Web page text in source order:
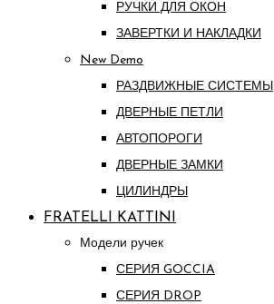
РУЧКИ ДЛЯ ОКОН
ЗАВЕРТКИ И НАКЛАДКИ
New Demo
РАЗДВИЖНЫЕ СИСТЕМЫ
ДВЕРНЫЕ ПЕТЛИ
АВТОПОРОГИ
ДВЕРНЫЕ ЗАМКИ
ЦИЛИНДРЫ
FRATELLI KATTINI
Модели ручек
СЕРИЯ GOCCIA
СЕРИЯ DROP